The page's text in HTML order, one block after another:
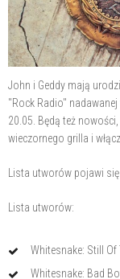
John i Geddy mają
"Rock Radio"
20.05. Będą też
wieczornego grilla i
Lista utworów pojawi
Lista utworów:
Whitesnake: Still Of
Whitesnake: Bad